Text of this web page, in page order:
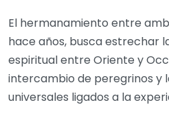
El hermanamiento entre
hace años, busca estrechar
espiritual entre Oriente y
intercambio de peregrinos y
universales ligados a la